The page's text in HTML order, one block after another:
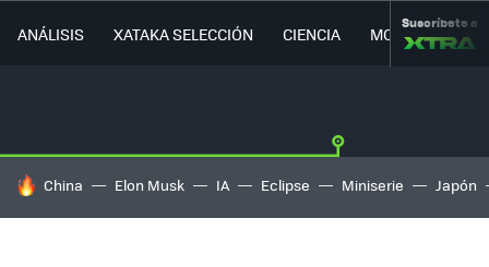
ANÁLISIS XATAKA SELECCIÓN CIENCIA MOVILIDAD
Suscríbete a
HOY SE HABLA DE
China Elon Musk IA Eclipse Miniserie Japón